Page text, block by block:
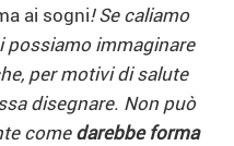
ai sogni! Se caliamo
possiamo immaginare
per motivi di salute
disegnare. Non può
come darebbe forma